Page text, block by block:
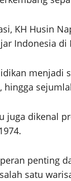
KH Husin
Indonesia
menjadi
hingga
juga dikenal
penting
satu